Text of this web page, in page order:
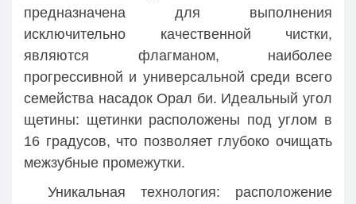
предназначена для выполнения
исключительно качественной чистки,
являются флагманом, наиболее
прогрессивной и универсальной среди всего
семейства насадок Орал би. Идеальный угол
щетины: щетинки расположены под углом в
16 градусов, что позволяет глубоко очищать
межзубные промежутки.
Уникальная технология: расположение